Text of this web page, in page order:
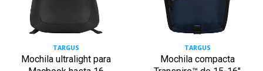
TARGUS
Mochila ultralight para
TARGUS
Mochila compacta